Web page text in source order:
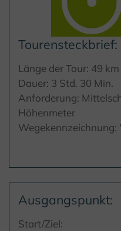
Tourensteckbrief:
Länge der Tour: 49 km
Dauer: 3 Std. 30 Min.
Anforderung:
Höhenmeter
Wegekennzeichnung:
Ausgangspunkt:
Start/Ziel: